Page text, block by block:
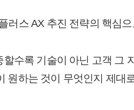
러스 AX 추진 전략의 핵심으
할수록 기술이 아닌 고객 그
원하는 것이 무엇인지 제대